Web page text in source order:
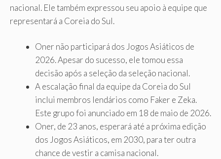
nacional. Ele também expressou seu apoio à equipe que
representará a Coreia do Sul.
Oner não participará dos Jogos Asiáticos de
2026. Apesar do sucesso, ele tomou essa
decisão após a seleção da seleção nacional.
A escalação final da equipe da Coreia do Sul
inclui membros lendários como Faker e Zeka.
Este grupo foi anunciado em 18 de maio de 2026.
Oner, de 23 anos, esperará até a próxima edição
dos Jogos Asiáticos, em 2030, para ter outra
chance de vestir a camisa nacional.